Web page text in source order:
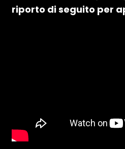
riporto di seguito per